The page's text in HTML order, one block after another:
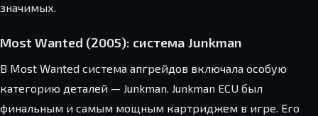
значимых.
Most Wanted (2005): система Junkman
В Most Wanted система апгрейдов включала особую
категорию деталей — Junkman. Junkman ECU был
финальным и самым мощным картриджем в игре. Его